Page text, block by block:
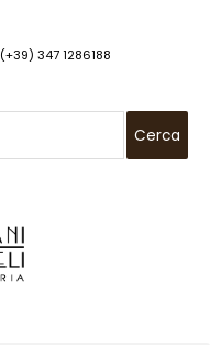
(+39) 347 1286188
Cerca